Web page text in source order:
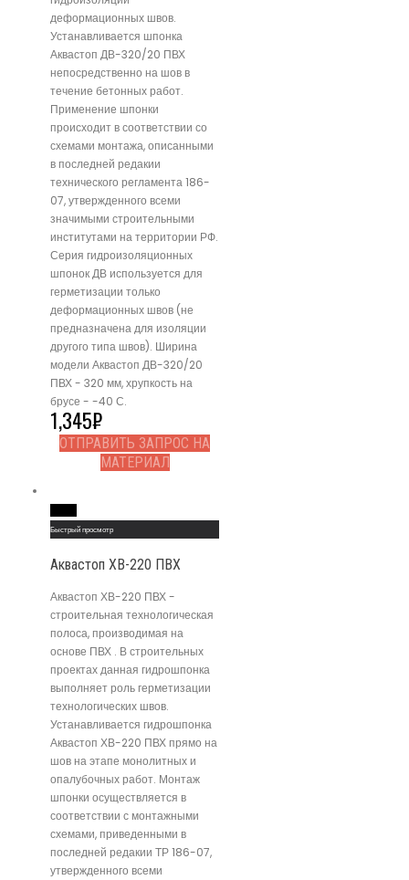
деформационных швов.
Устанавливается шпонка
Аквастоп ДВ-320/20 ПВХ
непосредственно на шов в
течение бетонных работ.
Применение шпонки
происходит в соответствии со
схемами монтажа, описанными
в последней редакии
технического регламента 186-
07, утвержденного всеми
значимыми строительными
институтами на территории РФ.
Серия гидроизоляционных
шпонок ДВ используется для
герметизации только
деформационных швов (не
предназначена для изоляции
другого типа швов). Ширина
модели Аквастоп ДВ-320/20
ПВХ - 320 мм, хрупкость на
брусе - -40 С.
1,345₽
ОТПРАВИТЬ ЗАПРОС НА
МАТЕРИАЛ
Быстрый просмотр
Аквастоп ХВ-220 ПВХ
Аквастоп ХВ-220 ПВХ -
строительная технологическая
полоса, производимая на
основе ПВХ . В строительных
проектах данная гидрошпонка
выполняет роль герметизации
технологических швов.
Устанавливается гидрошпонка
Аквастоп ХВ-220 ПВХ прямо на
шов на этапе монолитных и
опалубочных работ. Монтаж
шпонки осуществляется в
соответствии с монтажными
схемами, приведенными в
последней редакии ТР 186-07,
утвержденного всеми